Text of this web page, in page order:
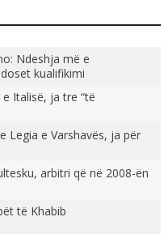
Ndeshja më e
kualifikimi
Italisë, ja tre “të
Legia e Varshavës, ja për
arbitri që në 2008-ën
të Khabib